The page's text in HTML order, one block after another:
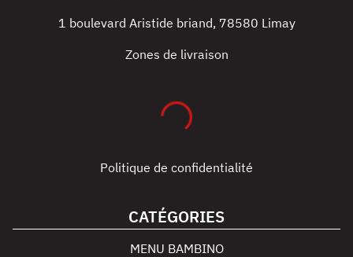
1 boulevard Aristide briand, 78580 Limay
Zones de livraison
Politique de confidentialité
CATÉGORIES
MENU BAMBINO